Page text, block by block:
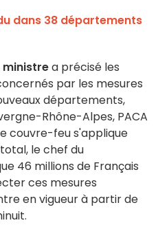
dans 38 départements
ministrea précisé les
par les mesures
départements,
Rhône-Alpes, PACA
couvre-feu s'applique
le chef du
46 millions de Français
ces mesures
en vigueur à partir de